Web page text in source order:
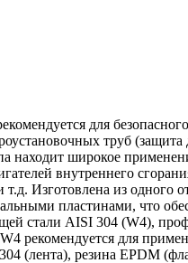
для
труб (защита
находит широкое
внутреннего
Изготовлена из одного
пластинами, что
стали AISI 304 (W4),
рекомендуется для
(лента), резина EPDM